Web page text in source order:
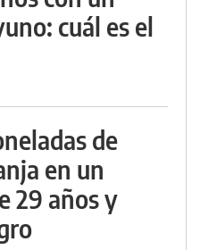
cuál es el
de
en un
29 años y